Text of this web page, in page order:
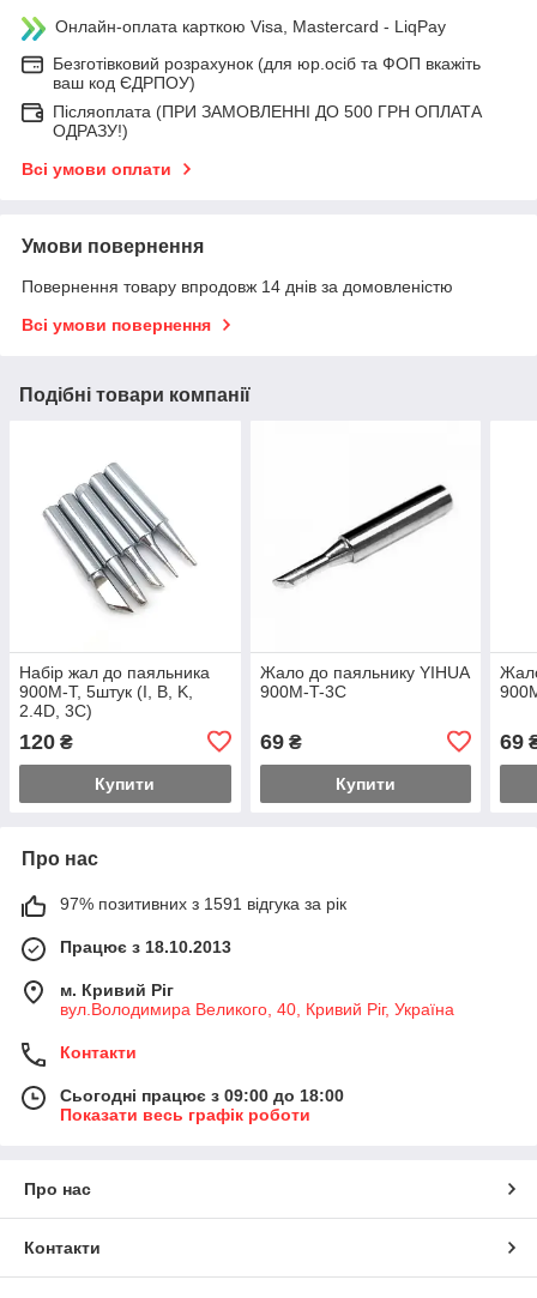
Онлайн-оплата карткою Visa, Mastercard - LiqPay
Безготівковий розрахунок (для юр.осіб та ФОП вкажіть
ваш код ЄДРПОУ)
Післяоплата (ПРИ ЗАМОВЛЕННІ ДО 500 ГРН ОПЛАТА
ОДРАЗУ!)
Всі умови оплати
Умови повернення
Повернення товару впродовж 14 днів за домовленістю
Всі умови повернення
Подібні товари компанії
Набір жал до паяльника
900M-T, 5штук (I, B, K,
2.4D, 3C)
120 ₴
Купити
Жало до паяльнику YIHUA
900M-T-3C
69₴
Купити
69
Про нас
97% позитивних з 1591 відгука за рік
Працює з 18.10.2013
м. Кривий Ріг
вул.Володимира Великого, 40, Кривий Ріг, Україна
Контакти
Сьогодні працює з 09:00 до 18:00
Показати весь графік роботи
Про нас
Контакти